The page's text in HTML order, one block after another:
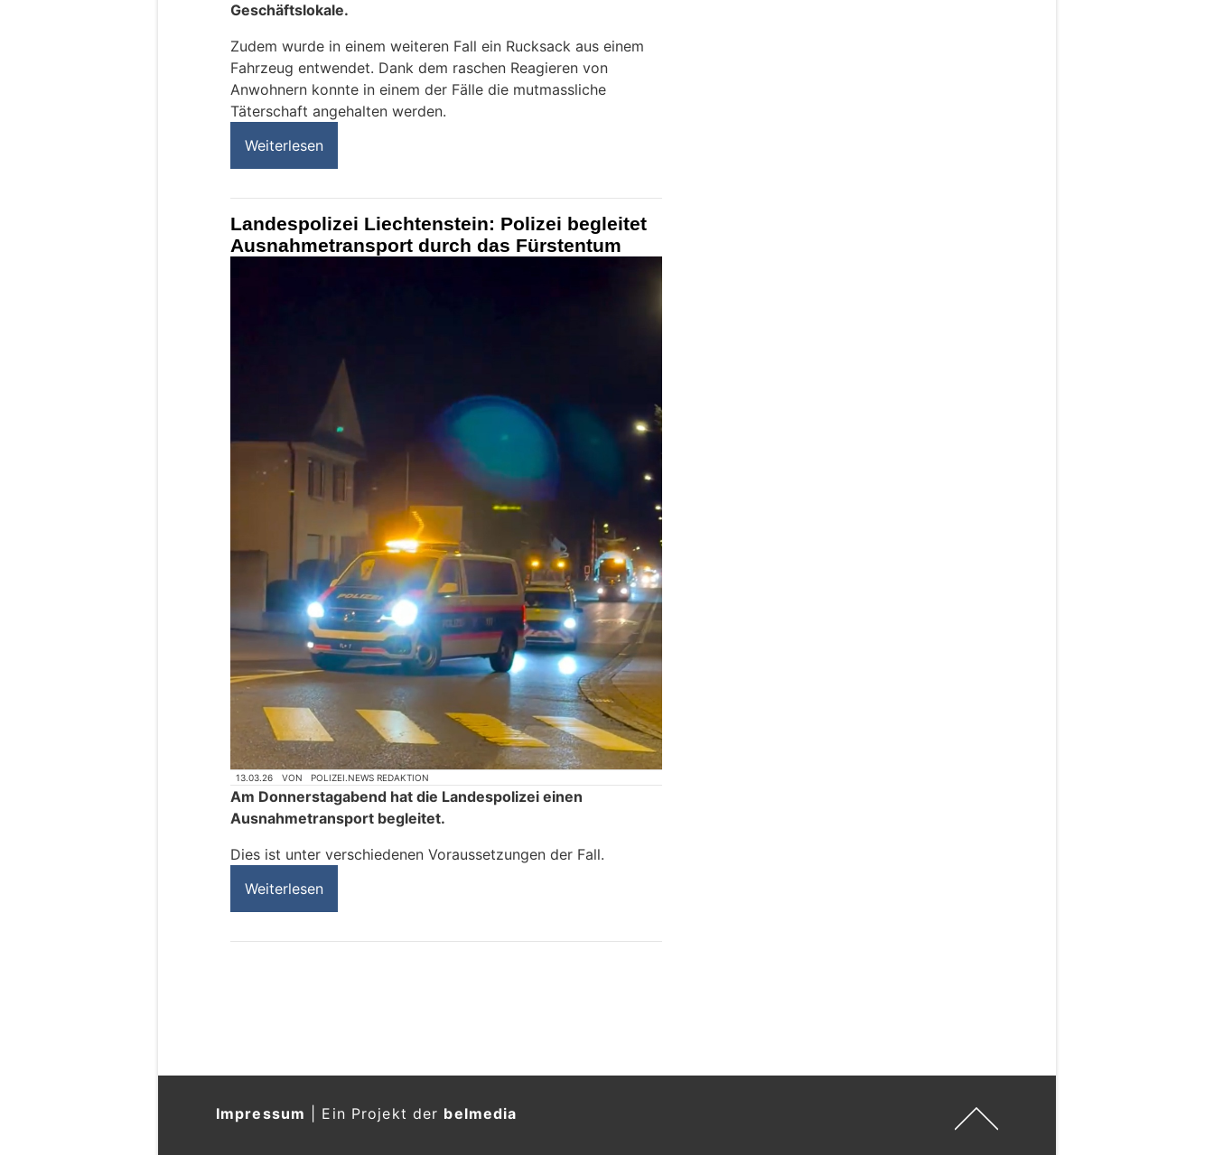
Geschäftslokale.
Zudem wurde in einem weiteren Fall ein Rucksack aus einem
Fahrzeug entwendet. Dank dem raschen Reagieren von
Anwohnern konnte in einem der Fälle die mutmassliche
Täterschaft angehalten werden.
Weiterlesen
Landespolizei Liechtenstein: Polizei begleitet
Ausnahmetransport durch das Fürstentum
13.03.26 VON POLIZEI.NEWS REDAKTION
Am Donnerstagabend hat die Landespolizei einen
Ausnahmetransport begleitet.
Dies ist unter verschiedenen Voraussetzungen der Fall.
Weiterlesen
Impressum Ein Projekt der belmedia